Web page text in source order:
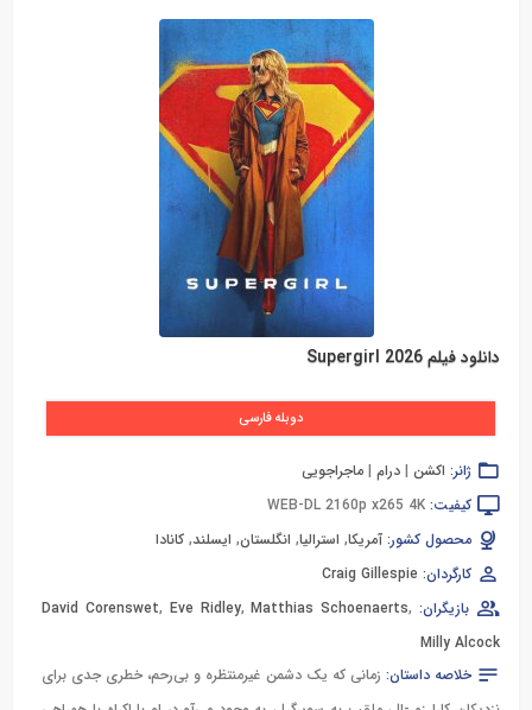
دانلود فیلم Supergirl 2026
دوبله فارسی
ژانر: اکشن | درام | ماجراجویی
کیفیت: WEB-DL 2160p x265 4K
محصول کشور: آمریکا, استرالیا, انگلستان, ایسلند, کانادا
کارگردان: Craig Gillespie
بازیگران:
David Corenswet, Eve Ridley,Matthias Schoenaerts,
Milly Alcock
خلاصه داستان: زمانی که یک دشمن غیرمنتظره و بی‌رحم، خطری جدی برای